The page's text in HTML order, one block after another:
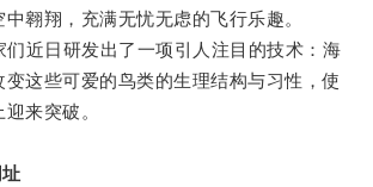
翱翔，充满无忧无虑的飞行乐趣。
近日研发出了一项引人注目的技术：海
变这些可爱的鸟类的生理结构与习性，使
来突破。